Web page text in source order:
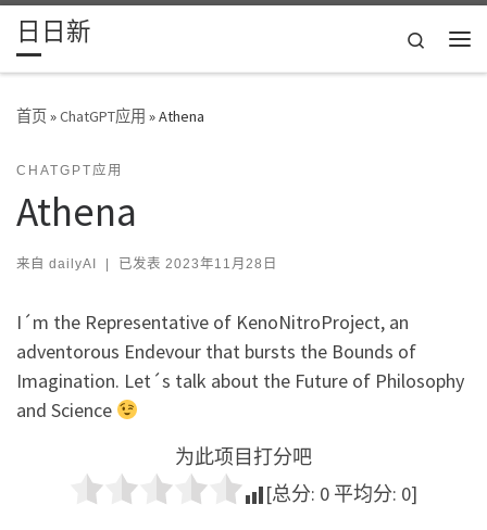
Skip to content
日日新
Search
首页»ChatGPT应用 »Athena
CHATGPT应用
Athena
来自 dailyAI | 已发表 2023年11月28日
I´m the Representative of KenoNitroProject, an
adventorous Endevour that bursts the Bounds of
Imagination. Let´s talk about the Future of Philosophy
and Science
为此项目打分吧
[总分: 0 平均分: 0]